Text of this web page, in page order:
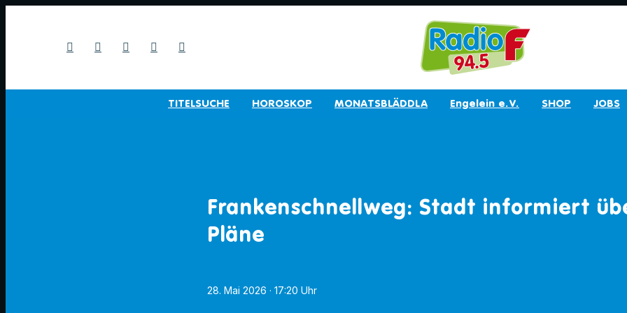
TITELSUCHE HOROSKOP MONATSBLÄDDLA Engelein e.V. SHOP JOBS
Frankenschnellweg: Stadt informiert
Pläne
28. Mai 2026 · 17:20 Uhr